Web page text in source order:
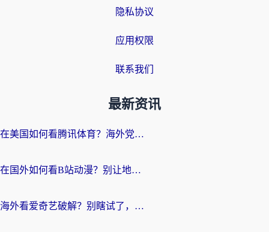
隐私协议
应用权限
联系我们
最新资讯
在美国如何看腾讯体育？海外党解锁NBA欧洲杯直播的终极攻略
在国外如何看B站动漫？别让地区限制打断你的追番节奏
海外看爱奇艺破解？别瞎试了，这才是留学生华人追剧看球的正确打开方式